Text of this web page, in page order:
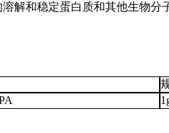
解和稳定蛋白质和其他生物分